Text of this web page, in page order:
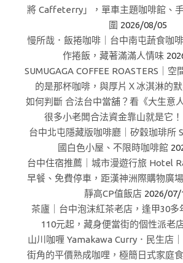
將 Caffeterry」，單車主題咖啡館、
圍 2026/08/05
慢所哉．飯捲咖啡｜台中南屯蔬食咖
作捲飯，藏著滿滿人情味
SUMUGAGA COFFEE ROASTERS｜
的是那杯咖啡，與厚片Ｘ冰淇淋的
如何判斷 合法台中當舖？看《大生意
很多小老闆合法資金靠山就是它！
台中北屯隱藏版咖啡廳｜矽穀珈琲所
國白色小屋、不限時咖啡館
台中住宿推薦｜城市漫遊行旅 Hotel
早餐、免費停車，距漢神洲際購物廣
靜高CP值飯店 2026/07/
茶廬｜台中泡沫紅茶老店，逢甲30多
110元起，藏身便當街的個性派老
山川咖喱 Yamakawa Curry．民生店
街角的平價熟成咖哩，極簡日式家庭